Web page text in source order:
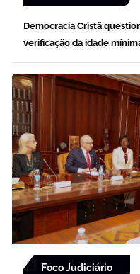
Democracia Cristã
verificação da idade
Foco Judiciário